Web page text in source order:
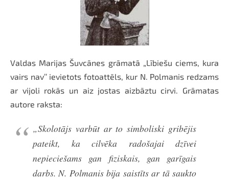
Valdas Marijas Šuvcānes grāmatā „Lībiešu ciems, kura
vairs nav’’ ievietots fotoattēls, kur N. Polmanis redzams
ar vijoli rokās un aiz jostas aizbāztu cirvi. Grāmatas
autore raksta:
„Skolotājs varbūt ar to simboliski gribējis
pateikt, ka cilvēka radošajai dzīvei
nepieciešams gan fiziskais, gan garīgais
darbs. N. Polmanis bija saistīts ar tā saukto